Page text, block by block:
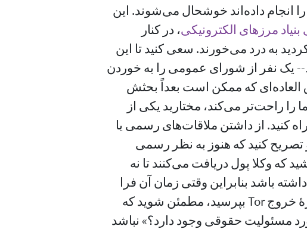
انجام داده‌اند خوشحال می‌شوند. این
مرزهای الکترونیکی‏، در کنار
به درد می‌خورند. سعی کنید تا این
یک نفر از شورای عمومی را به خوردن
العاده‌ای که ممکن است بعداً‌ بحثش
را راحت‌تر می‌کند، مختارید یکی از
کنید. از داشتن ملاقات‌های رسمی یا
تصریح کنید که هنوز به نظر رسمی
که وکلا پول دریافت می‌کنند تا نه
باشد بنابراین وقتی زمان آن فرا
رسید تا نظر آن‌ها را دربارهٔ اجرا یک گرهٔ خروج Tor بپرسید، مطمئن شوید که
مسئولیت حقوقی وجود دارد؟» نباشد